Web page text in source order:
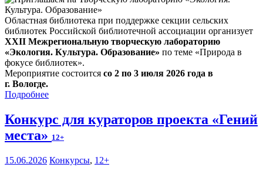
Областная библиотека при поддержке секции сельских
библиотек Российской библиотечной ассоциации организует
XXII Межрегиональную творческую лабораторию
«Экология. Культура. Образование» по теме «Природа в
фокусе библиотек».
Мероприятие состоится со 2 по 3 июля 2026 года в
г. Вологде.
Подробнее
Конкурс для кураторов проекта «Гений
места» 12+
15.06.2026 Конкурсы, 12+